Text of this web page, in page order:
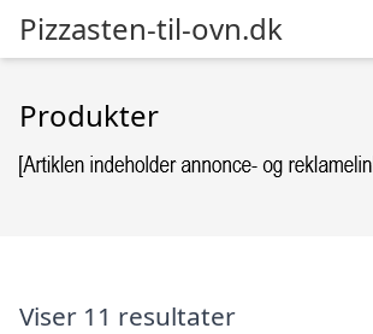
Pizzasten-til-ovn.dk
Produkter
Viser 11 resultater